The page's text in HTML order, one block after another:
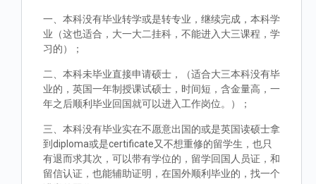
一、本科没有毕业转学或是转专业，继续完成，本科学
业（这也适合，大一大二挂科，不能进入大三课程，学
习的）；
二、本科未毕业直接申请硕士，（适合大三本科没有毕
业的，英国一年制授课试硕士，时间短，含金量高，一
年之后顺利毕业回国就可以进入工作岗位。）；
三、本科没有毕业实在不愿意出国的或是英国读硕士拿
到diploma或是certificate又不想重修的留学生，也只
有退而求其次，可以带有学位的，留学回国人员证，和
留信认证，也能辅助证明，在国外顺利毕业的，找一个